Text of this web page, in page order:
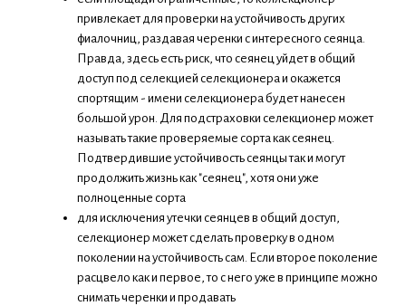
привлекает для проверки на устойчивость других
фиалочниц, раздавая черенки с интересного сеянца.
Правда, здесь есть риск, что сеянец уйдет в общий
доступ под селекцией селекционера и окажется
спортящим - имени селекционера будет нанесен
большой урон. Для подстраховки селекционер может
называть такие проверяемые сорта как сеянец.
Подтвердившие устойчивость сеянцы так и могут
продолжить жизнь как "сеянец", хотя они уже
полноценные сорта
для исключения утечки сеянцев в общий доступ,
селекционер может сделать проверку в одном
поколении на устойчивость сам. Если второе поколение
расцвело как и первое, то с него уже в принципе можно
снимать черенки и продавать